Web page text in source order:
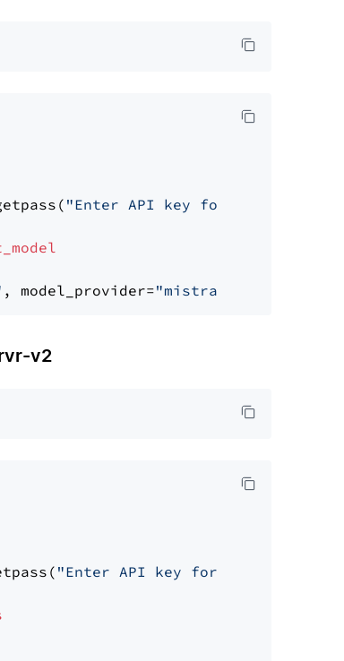
"Enter API key for Mistral AI: "
, model_provider="mistralai"
v2
"Enter API key for IBM watsonx: "